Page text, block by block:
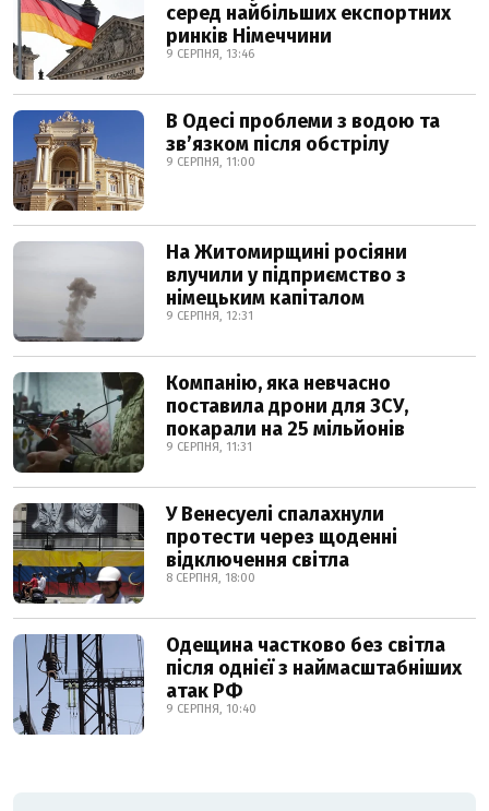
серед найбільших експортних
ринків Німеччини
9 СЕРПНЯ, 13:46
В Одесі проблеми з водою та
звʼязком після обстрілу
9 СЕРПНЯ, 11:00
На Житомирщині росіяни
влучили у підприємство з
німецьким капіталом
9 СЕРПНЯ, 12:31
Компанію, яка невчасно
поставила дрони для ЗСУ,
покарали на 25 мільйонів
9 СЕРПНЯ, 11:31
У Венесуелі спалахнули
протести через щоденні
відключення світла
8 СЕРПНЯ, 18:00
Одещина частково без світла
після однієї з наймасштабніших
атак РФ
9 СЕРПНЯ, 10:40